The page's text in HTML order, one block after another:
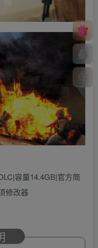
容量14.4GB|官方简
修改器